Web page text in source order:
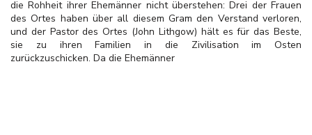
die Rohheit ihrer Ehemänner nicht überstehen: Drei der Frauen
des Ortes haben über all diesem Gram den Verstand verloren,
und der Pastor des Ortes (John Lithgow) hält es für das Beste,
sie zu ihren Familien in die Zivilisation im Osten
zurückzuschicken. Da die Ehemänner